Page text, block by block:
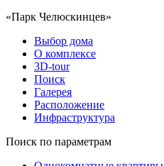
«Парк Челюскинцев»
Выбор дома
О комплексе
3D-tour
Поиск
Галерея
Расположение
Инфраструктура
Поиск по параметрам